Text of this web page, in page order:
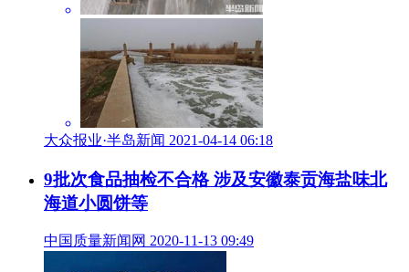
大众报业·半岛新闻 2021-04-14 06:18
9批次食品抽检不合格 涉及安徽泰贡海盐味北
海道小圆饼等
中国质量新闻网 2020-11-13 09:49